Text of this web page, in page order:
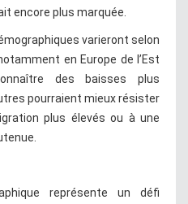
encore plus marquée.
varieront selon
en Europe de l’Est
des baisses plus
pourraient mieux résister
plus élevés ou à une
représente un défi